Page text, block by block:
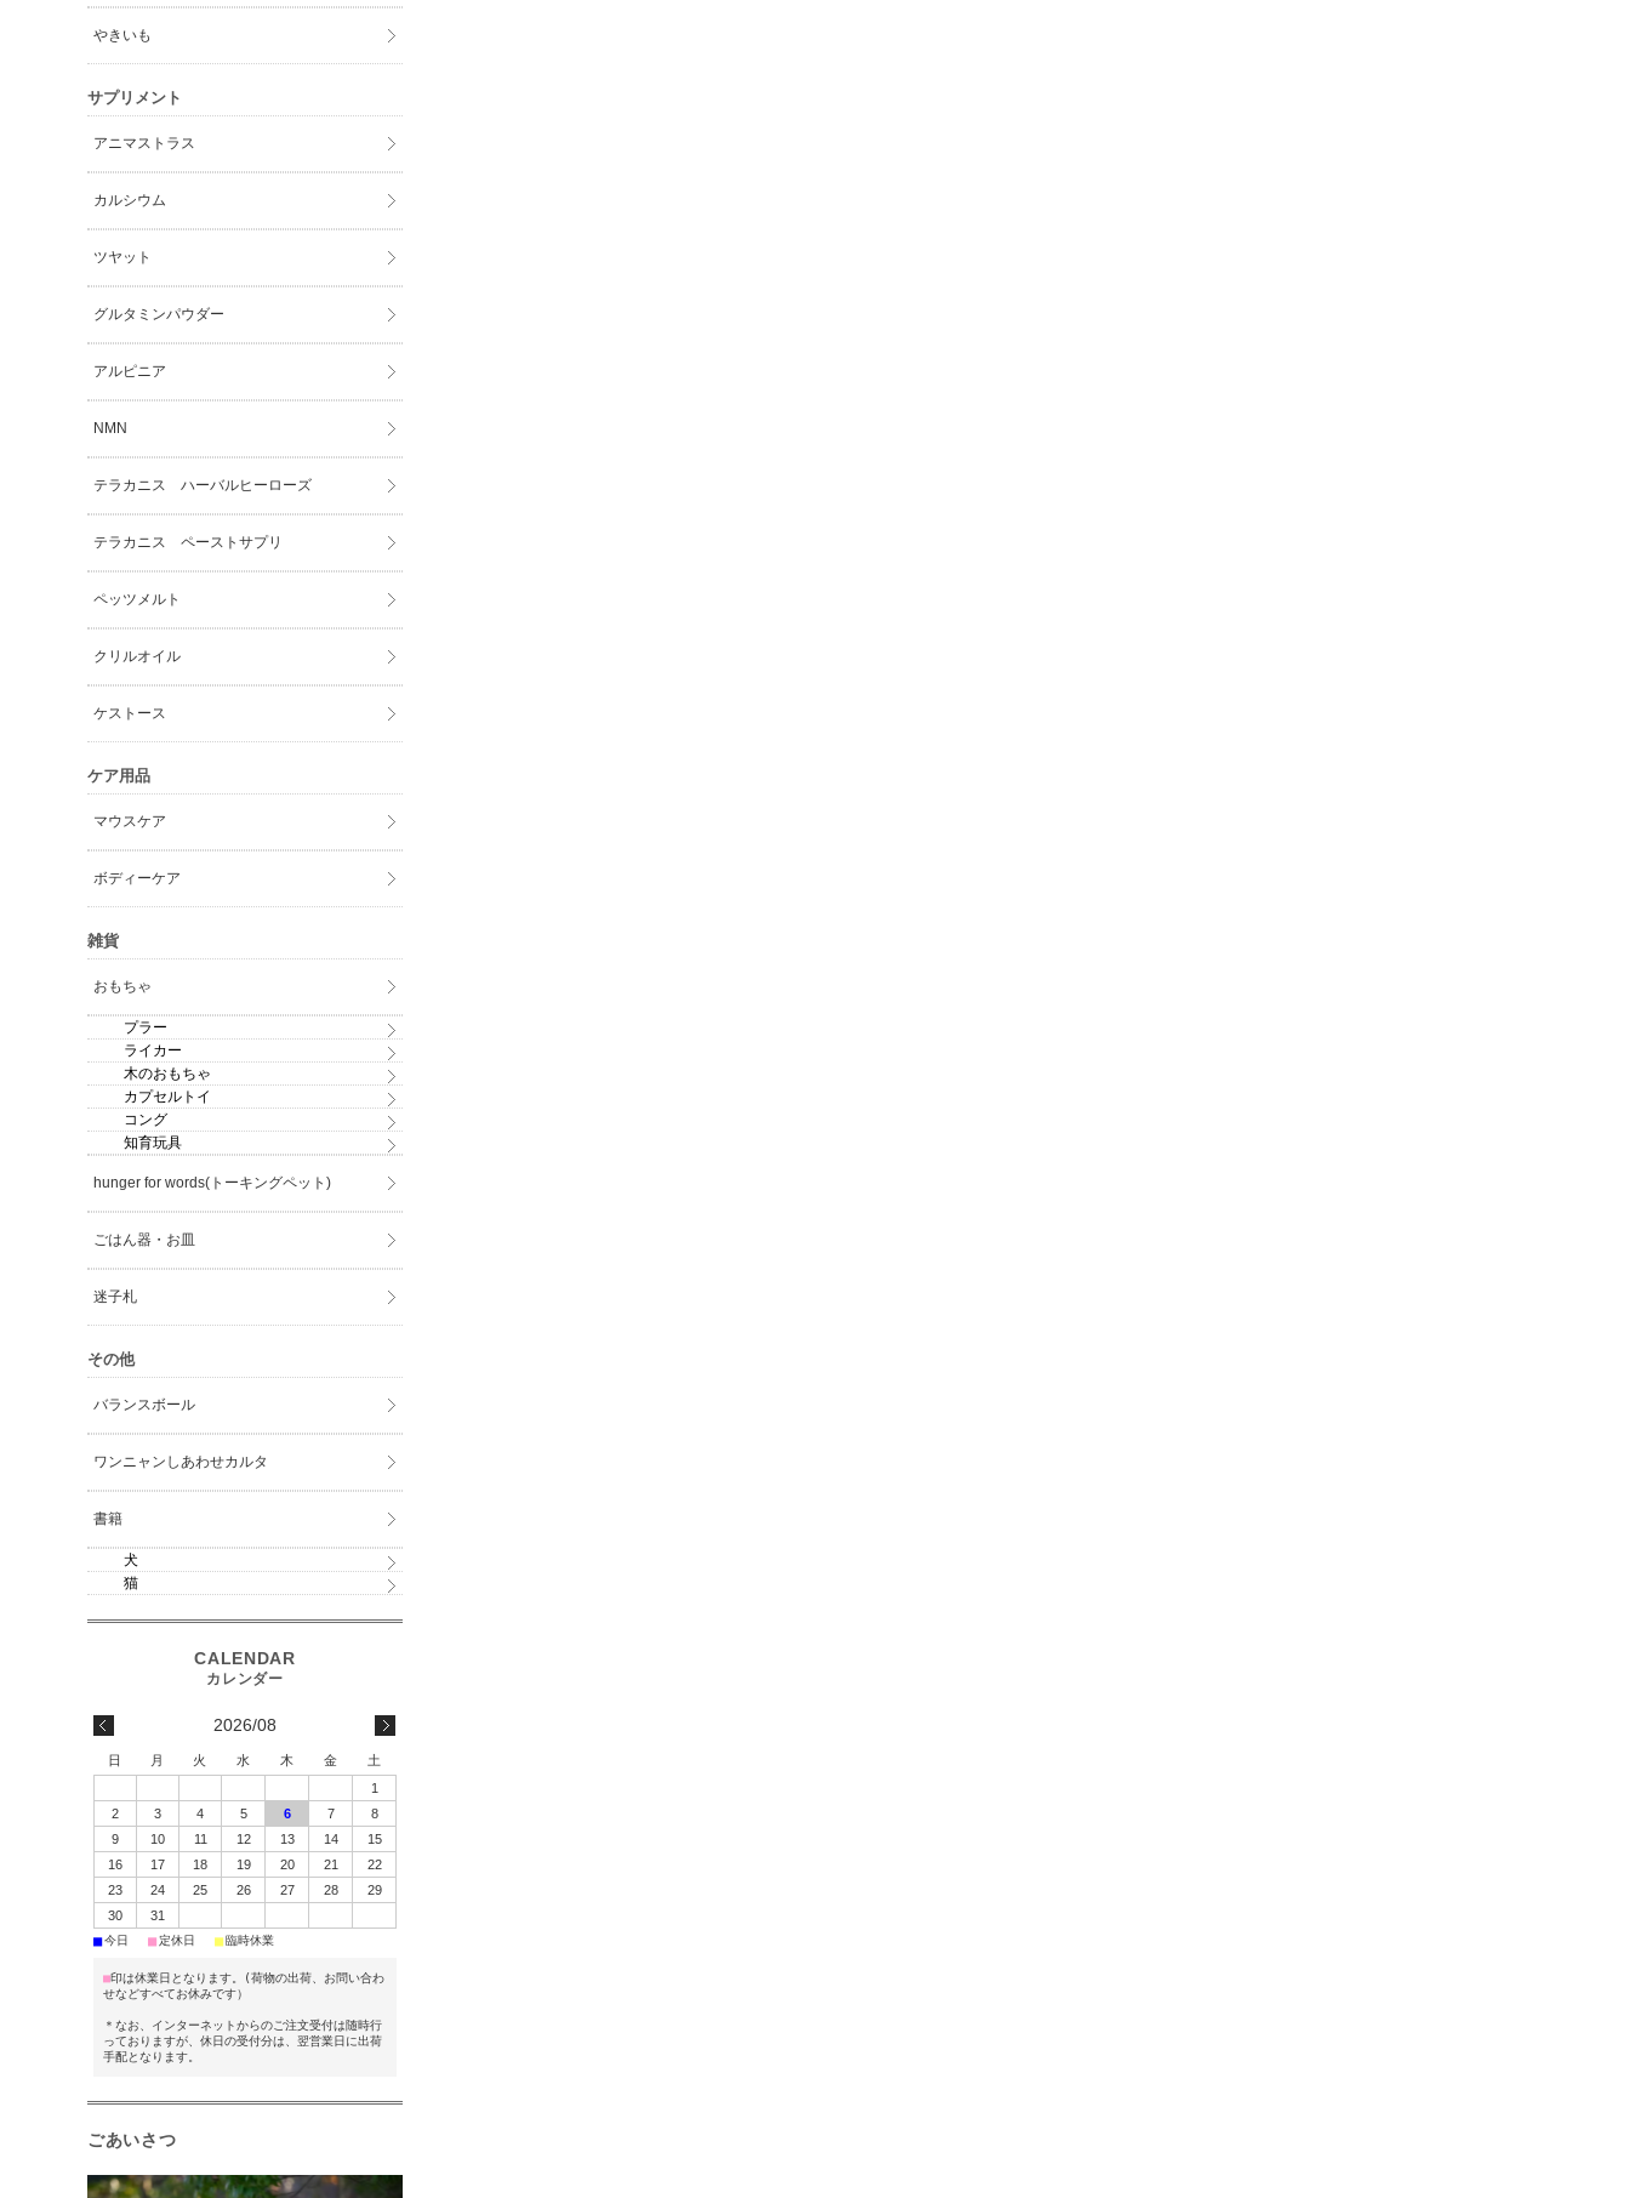
やきいも
サプリメント
アニマストラス
カルシウム
ツヤット
グルタミンパウダー
アルピニア
NMN
テラカニス ハーバルヒーローズ
テラカニス ペーストサプリ
ペッツメルト
クリルオイル
ケストース
ケア用品
マウスケア
ボディーケア
雑貨
おもちゃ
プラー
ライカー
木のおもちゃ
カプセルトイ
コング
知育玩具
hunger for words(トーキングペット)
ごはん器・お皿
迷子札
その他
バランスボール
ワンニャンしあわせカルタ
書籍
犬
猫
2026/08
日 月 火 水 木 金
土
1
2
3 4 5 6 7
8
9
10 11 12 13 14
15
16
17 18 19 20 21
22
23
24 25 26 27 28
29
30
31
■今日 ■定休日 ■臨時休業
■印は休業日となります。(荷物の出荷、お問い合わ
せなどすべてお休みです）
＊なお、インターネットからのご注文受付は随時行
っておりますが、休日の受付分は、翌営業日に出荷
手配となります。
ごあいさつ